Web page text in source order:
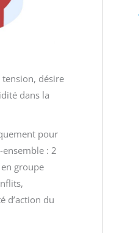
désire
dans la
pour
: 2
groupe
d’action du